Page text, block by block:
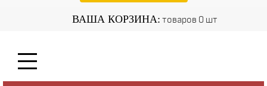
ВАША КОРЗИНА: товаров 0 шт